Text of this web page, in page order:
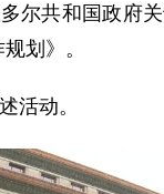
尔共和国政府
划》。
活动。